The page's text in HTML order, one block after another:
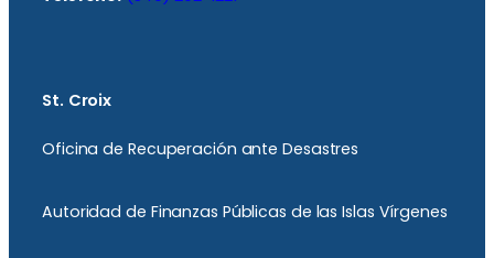
St. Croix
Oficina de Recuperación ante Desastres
Autoridad de Finanzas Públicas de las Islas Vírgenes